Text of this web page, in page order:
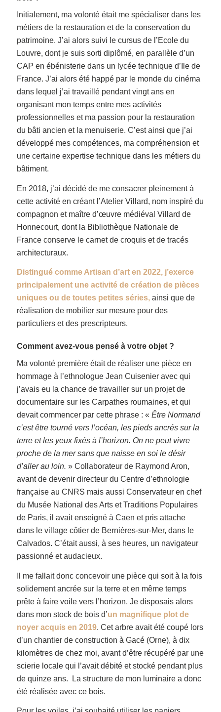
Initialement, ma volonté était me spécialiser dans les
métiers de la restauration et de la conservation du
patrimoine. J’ai alors suivi le cursus de l’Ecole du
Louvre, dont je suis sorti diplômé, en parallèle d’un
CAP en ébénisterie dans un lycée technique d’Ile de
France. J’ai alors été happé par le monde du cinéma
dans lequel j’ai travaillé pendant vingt ans en
organisant mon temps entre mes activités
professionnelles et ma passion pour la restauration
du bâti ancien et la menuiserie. C’est ainsi que j’ai
développé mes compétences, ma compréhension et
une certaine expertise technique dans les métiers du
bâtiment.
En 2018, j’ai décidé de me consacrer pleinement à
cette activité en créant l’Atelier Villard, nom inspiré du
compagnon et maître d’œuvre médiéval Villard de
Honnecourt, dont la Bibliothèque Nationale de
France conserve le carnet de croquis et de tracés
architecturaux.
Distingué comme Artisan d’art en 2022, j’exerce
principalement une activité de création de pièces
uniques ou de toutes petites séries,ainsi que de
réalisation de mobilier sur mesure pour des
particuliers et des prescripteurs.
Comment avez-vous pensé à votre objet ?
Ma volonté première était de réaliser une pièce en
hommage à l’ethnologue Jean Cuisenier avec qui
j’avais eu la chance de travailler sur un projet de
documentaire sur les Carpathes roumaines, et qui
devait commencer par cette phrase : « Être Normand
c’est être tourné vers l’océan, les pieds ancrés sur la
terre et les yeux fixés à l’horizon. On ne peut vivre
proche de la mer sans que naisse en soi le désir
d’aller au loin. » Collaborateur de Raymond Aron,
avant de devenir directeur du Centre d’ethnologie
française au CNRS mais aussi Conservateur en chef
du Musée National des Arts et Traditions Populaires
de Paris, il avait enseigné à Caen et pris attache
dans le village côtier de Bernières-sur-Mer, dans le
Calvados. C’était aussi, à ses heures, un navigateur
passionné et audacieux.
Il me fallait donc concevoir une pièce qui soit à la fois
solidement ancrée sur la terre et en même temps
prête à faire voile vers l’horizon. Je disposais alors
dans mon stock de bois d’un magnifique plot de
noyer acquis en 2019. Cet arbre avait été coupé lors
d’un chantier de construction à Gacé (Orne), à dix
kilomètres de chez moi, avant d’être récupéré par une
scierie locale qui l’avait débité et stocké pendant plus
de quinze ans. La structure de mon luminaire a donc
été réalisée avec ce bois.